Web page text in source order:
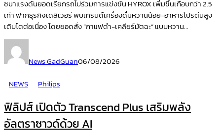
ซมาแรงดันยอดเรียกรถไปร่วมการแข่งขัน HYROX เพิ่มขึ้นเกือบกว่า 2.5
เท่า ฟากธุรกิจเดลิเวอรี พบเทรนด์เครื่องดื่มหวานน้อย-อาหารโปรตีนสูง
เติบโตต่อเนื่อง โดยยอดสั่ง “กาแฟดำ-เคลียร์มัตฉะ” แบบหวาน...
News GadGuan06/08/2026
NEWS
Philips
ฟิลิปส์ เปิดตัว Transcend Plus เสริมพลัง
อัลตราซาวด์ด้วย AI